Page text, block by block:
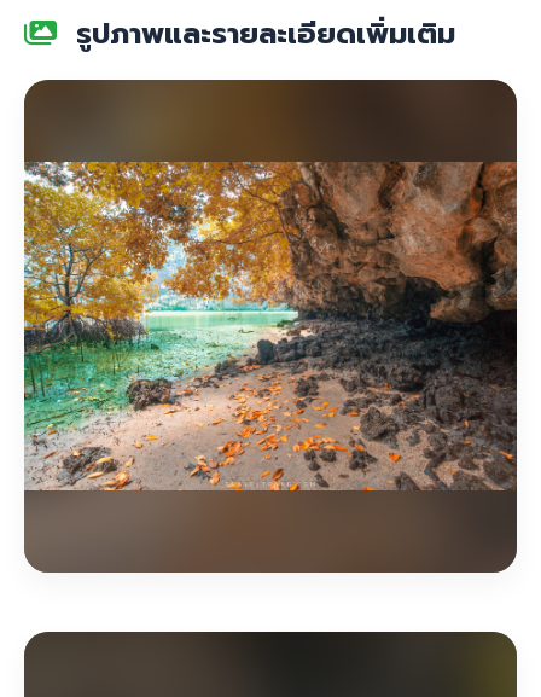
รูปภาพและรายละเอียดเพิ่มเติม